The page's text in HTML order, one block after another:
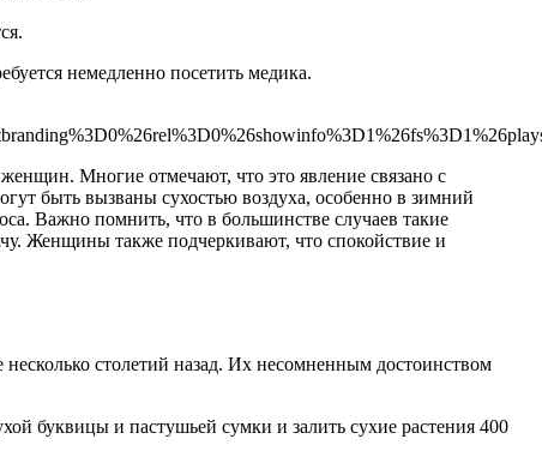
немедленно посетить медика.
Многие отмечают, что это явление связано с
быть вызваны сухостью воздуха, особенно в зимний
Важно помнить, что в большинстве случаев такие
Женщины также подчеркивают, что спокойствие и
столетий назад. Их несомненным достоинством
буквицы и пастушьей сумки и залить сухие растения 400